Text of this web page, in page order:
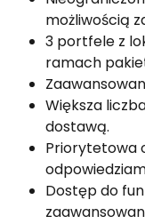
możliwością
3 portfele z
ramach
Większa
dostawą.
Priorytetowa
Dostęp do